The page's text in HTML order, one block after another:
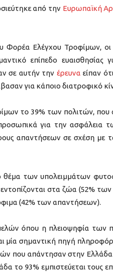
από την Ευρωπαϊκή
Φορέα Ελέγχου Τροφίμων, οι
επίπεδο ευαισθησίας
σε αυτήν την έρευνα είπαν
για κάποιο διατροφικό
το 39% των πολιτών,
για την ασφάλεια
απαντήσεων σε σχέση με
θέμα των υπολειμμάτων
στα ζώα (52%
(42% των απαντήσεων).
όπου η πλειοψηφία των
μία σημαντική πηγή
που απάντησαν στην
93% εμπιστεύεται τους